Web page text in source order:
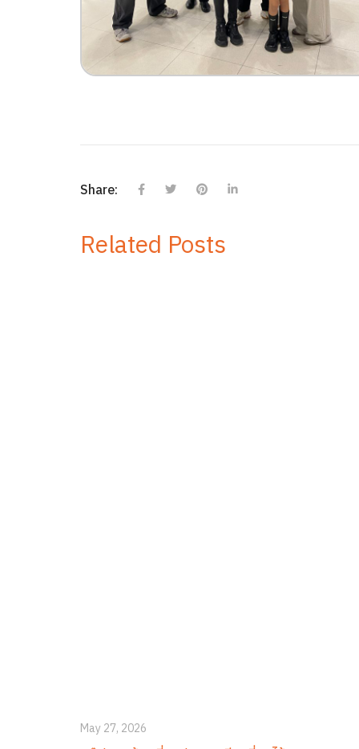
Share:
Related Posts
May 27, 2026